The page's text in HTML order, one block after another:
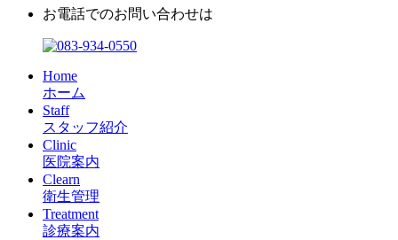
お電話でのお問い合わせは
Home
ホーム
Staff
スタッフ紹介
Clinic
医院案内
Clearn
衛生管理
Treatment
診療案内